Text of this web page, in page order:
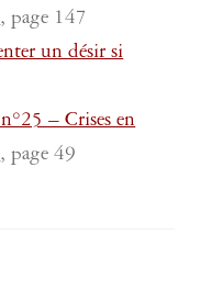
, page 147
un désir si
– Crises en
, page 49